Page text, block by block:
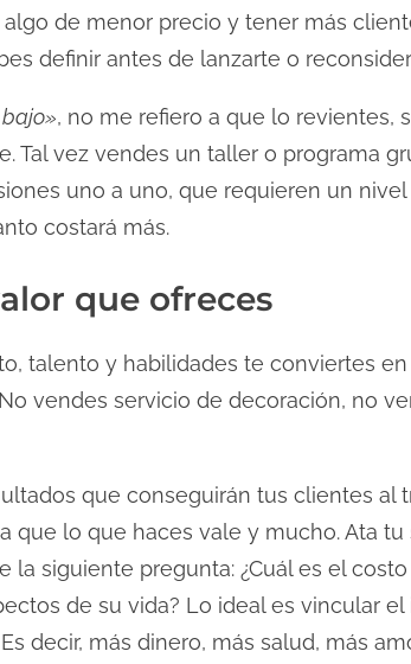
algo de menor precio y tener más
definir antes de lanzarte o
, no me refiero a que lo revientes,
Tal vez vendes un taller o programa
uno a uno, que requieren un
costará más.
que ofreces
talento y habilidades te conviertes
vendes servicio de decoración, no
que conseguirán tus clientes al
que lo que haces vale y mucho. Ata
la siguiente pregunta: ¿Cuál es el
de su vida? Lo ideal es vincular
decir, más dinero, más salud, más